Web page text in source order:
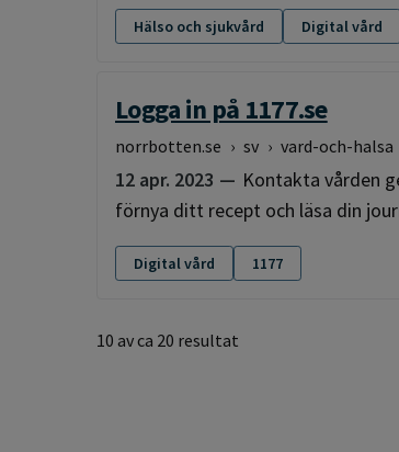
Hälso och sjukvård Digital vård
Logga in på 1177.se
norrbotten.se › sv › vard-och-halsa
12 apr. 2023
Kontakta vården
förnya ditt recept och läsa din
Digital vård 1177
10 av ca 20 resultat